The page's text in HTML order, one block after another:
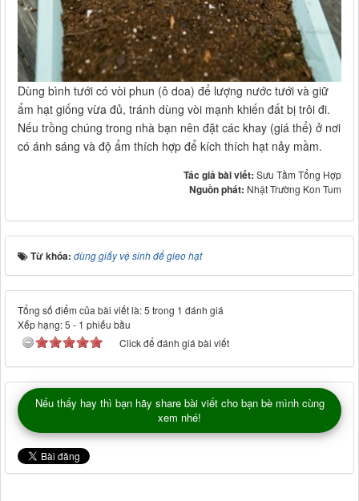
Dùng bình tưới có vòi phun (ô doa) để lượng nước tưới và giữ
ẩm hạt giống vừa đủ, tránh dùng vòi mạnh khiến đất bị trôi đi.
Nếu trồng chúng trong nhà bạn nên đặt các khay (giá thể) ở nơi
có ánh sáng và độ ẩm thích hợp để kích thích hạt nảy mầm.
Tác giả bài viết: Sưu Tầm Tổng Hợp
Nguồn phát: Nhật Trường Kon Tum
Từ khóa: dùng giấy vệ sinh để gieo hạt
Tổng số điểm của bài viết là: 5 trong 1 đánh giá
Xếp hạng:5 - 1 phiếu bầu
Click để đánh giá bài viết
Nếu thấy hay thì bạn hãy share bài viết cho bạn bè mình cùng
xem nhé!